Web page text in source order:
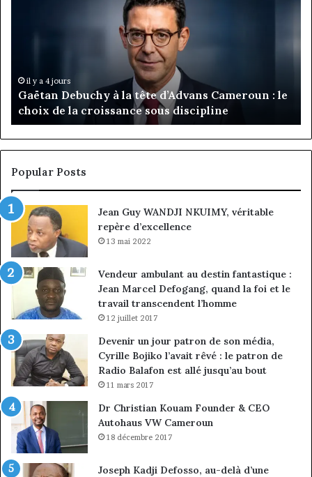
choix
de
la
croissance
sous
il y a 4 jours
Gaëtan Debuchy à la tête d’Advans Cameroun : le
choix de la croissance sous discipline
à
la
Popular Posts
Jean Guy WANDJI NKUIMY, véritable
repère d’excellence
13 mai 2022
Vendeur ambulant au destin fantastique :
Jean Marcel Defogang, quand la foi et le
travail transcendent l’homme
12 juillet 2017
Devenir un jour patron de son média,
Cyrille Bojiko l’avait rêvé : le patron de
Radio Balafon est allé jusqu’au bout
11 mars 2017
Dr Christian Kouam Founder & CEO
Autohaus VW Cameroun
18 décembre 2017
Joseph Kadji Defosso, au-delà d’une